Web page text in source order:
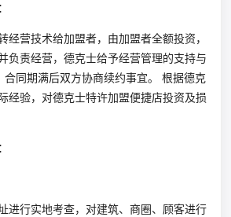
经营技术给加盟者，由加盟者全额投资，
负责经营，德克士给予经营管理的支持与
同期满后双方协商续约事宜。 根据德克
经验，对德克士特许加盟便捷店投资及损
进行实地考查，对建筑、商圈、顾客进行